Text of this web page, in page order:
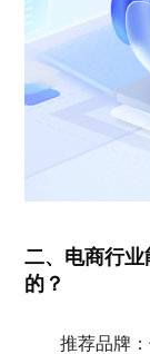
二、电商行
的？
推荐品牌